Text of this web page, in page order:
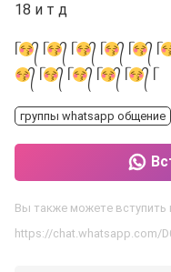
18 и т д
᭄ ᥬ ᭄ ᥬ ᭄ ᥬ ᭄ ᥬ ᭄ ᥬ
᭄ ᥬ
᭄ ᥬ ᭄ ᥬ ᭄ ᥬ ᭄ ᥬ
группы whatsapp общение
Вы также можете вступить
https://chat.whatsapp.com/